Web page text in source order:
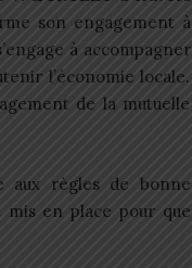
son engagement à
à accompagner
l’économie locale.
de la mutuelle
aux règles de bonne
mis en place pour que